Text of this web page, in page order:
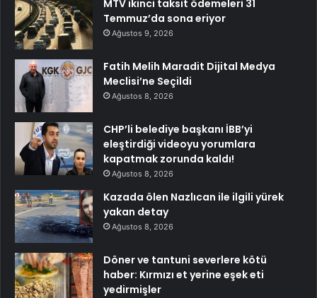
MTV ikinci taksit ödemeleri 31
Temmuz’da sona eriyor
Ağustos 9, 2026
Fatih Melih Maradit Dijital Medya
Meclisi’ne Seçildi
Ağustos 8, 2026
CHP’li belediye başkanı İBB’yi
eleştirdiği videoyu yorumlara
kapatmak zorunda kaldı!
Ağustos 8, 2026
Kazada ölen Nazlıcan ile ilgili yürek
yakan detay
Ağustos 8, 2026
Döner ve tantuni severlere kötü
haber: Kırmızı et yerine eşek eti
yedirmişler